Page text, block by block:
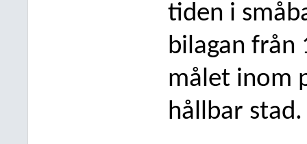
tiden i
bilagan från
målet inom
hållbar stad.